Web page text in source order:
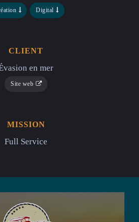
Digital
CLIENT
en mer
Site web
MISSION
Full Service